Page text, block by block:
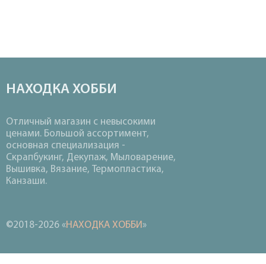
НАХОДКА ХОББИ
Отличный магазин с невысокими
ценами. Большой ассортимент,
основная специализация -
Скрапбукинг, Декупаж, Мыловарение,
Вышивка, Вязание, Термопластика,
Канзаши.
©2018-2026 «НАХОДКА ХОББИ»